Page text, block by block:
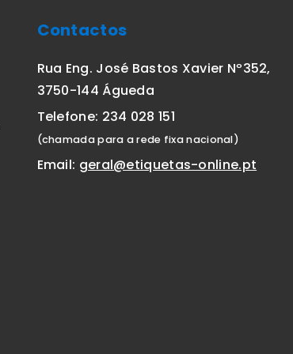
Contactos
Rua Eng. José Bastos Xavier Nº352,
3750-144 Águeda
Telefone: 234 028 151
(chamada para a rede fixa nacional)
Email: geral@etiquetas-online.pt